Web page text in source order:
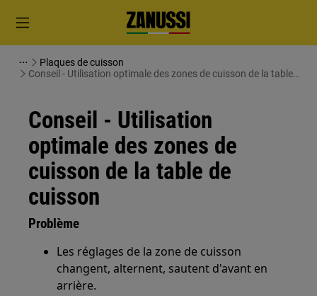
Plaques de cuisson
Conseil - Utilisation optimale des zones de cuisson de la table
Conseil - Utilisation
optimale des zones de
cuisson de la table de
cuisson
Problème
Les réglages de la zone de cuisson
changent, alternent, sautent d'avant en
arrière.